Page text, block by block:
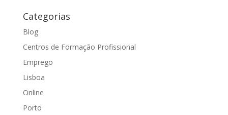
Categorias
Blog
Centros de Formação Profissional
Emprego
Lisboa
Online
Porto